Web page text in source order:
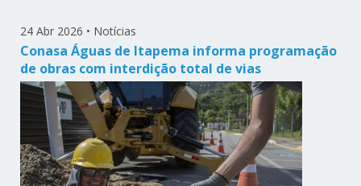
24 Abr 2026 • Notícias
Conasa Águas de Itapema informa programação
de obras com interdição total de vias